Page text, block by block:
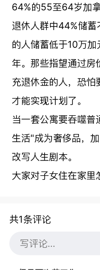
64%的55至64岁加
退休人群中44%储
的人储蓄低于10万
年。那些指望通过房
充退休金的人，恐
才能实现计划了。
当一套公寓要吞噬
生活"成为奢侈品，
改写人生剧本。
大家对子女住在家里
共1条评论